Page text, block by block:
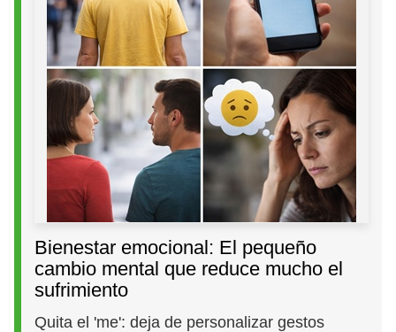
Bienestar emocional: El pequeño
cambio mental que reduce mucho el
sufrimiento
Quita el 'me': deja de personalizar gestos